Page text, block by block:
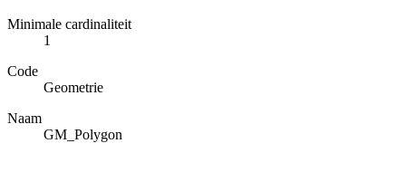
Minimale cardinaliteit
1
Code
Geometrie
Naam
GM_Polygon